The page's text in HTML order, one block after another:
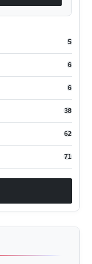
5
6
6
38
62
71